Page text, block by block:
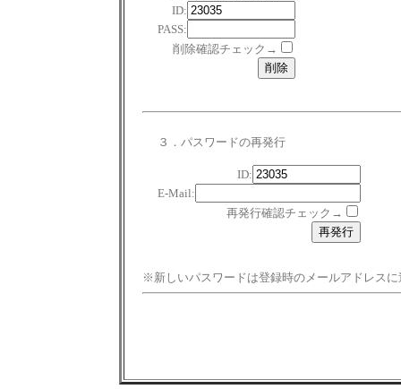
ID:
PASS:
削除確認チェック→
３．パスワードの再発行
ID:
E-Mail:
再発行確認チェック→
※新しいパスワードは登録時のメールアドレスに